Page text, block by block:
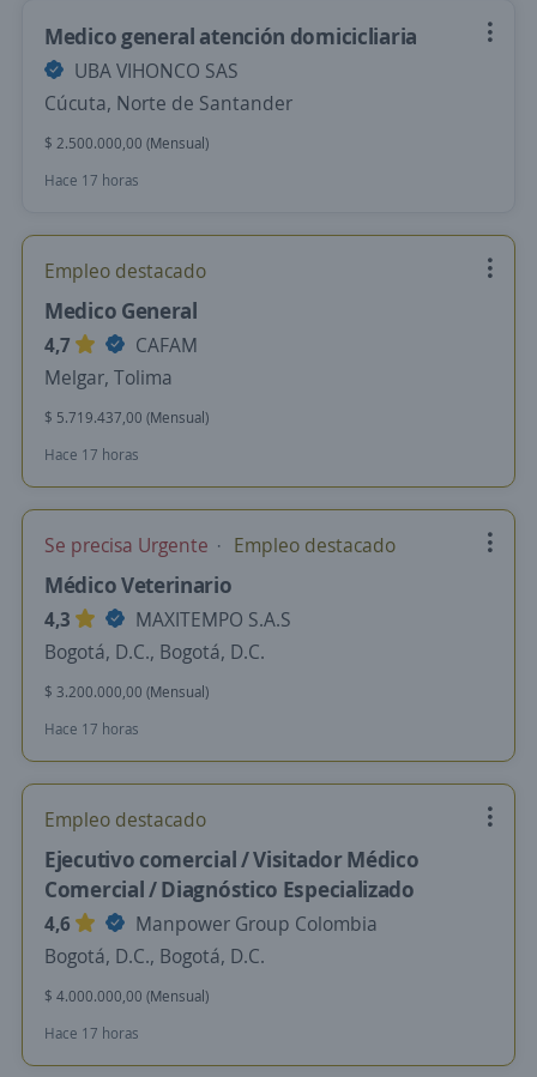
Medico general atención domicicliaria
UBA VIHONCO SAS
Cúcuta, Norte de Santander
$ 2.500.000,00 (Mensual)
Hace 17 horas
Empleo destacado
Medico General
4,7
CAFAM
Melgar, Tolima
$ 5.719.437,00 (Mensual)
Hace 17 horas
Se precisa Urgente Empleo destacado
Médico Veterinario
4,3
MAXITEMPO S.A.S
Bogotá, D.C., Bogotá, D.C.
$ 3.200.000,00 (Mensual)
Hace 17 horas
Empleo destacado
Ejecutivo comercial / Visitador Médico
Comercial / Diagnóstico Especializado
4,6
Manpower Group Colombia
Bogotá, D.C., Bogotá, D.C.
$ 4.000.000,00 (Mensual)
Hace 17 horas